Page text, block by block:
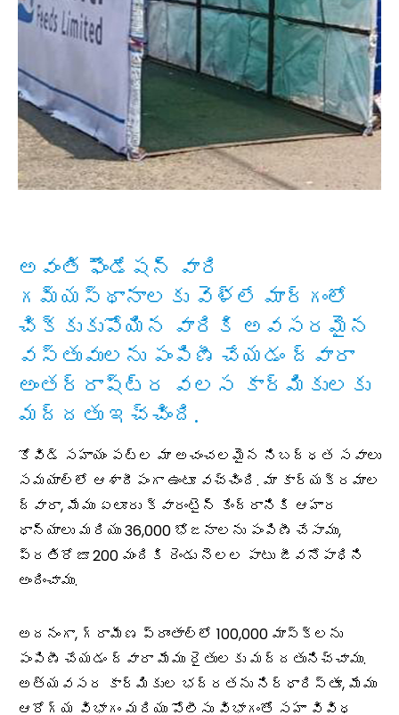
అవంతి ఫౌండేషన్ వారి
గమ్యస్థానాలకు వెళ్లే మార్గంలో
చిక్కుకుపోయిన వారికి అవసరమైన
వస్తువులను పంపిణీ చేయడం ద్వారా
అంతర్రాష్ట్ర వలస కార్మికులకు
మద్దతు ఇచ్చింది.
కోవిడ్ సహాయం పట్ల మా అచంచలమైన నిబద్ధత సవాలు
సమయాల్లో ఆశాదీపంగా ఉంటూ వచ్చింది. మా కార్యక్రమాల
ద్వారా, మేము ఏలూరు క్వారంటైన్ కేంద్రానికి ఆహార
ధాన్యాలు మరియు 36,000 భోజనాలను పంపిణీ చేసాము,
ప్రతిరోజూ 200 మందికి రెండు నెలల పాటు జీవనోపాధిని
అందించాము.
అదనంగా, గ్రామీణ ప్రాంతాల్లో 100,000 మాస్క్‌లను
పంపిణీ చేయడం ద్వారా మేము రైతులకు మద్దతునిచ్చాము.
అత్యవసర కార్మికుల భద్రతను నిర్ధారిస్తూ, మేము
ఆరోగ్య విభాగం మరియు పోలీసు విభాగంతో సహా వివిధ